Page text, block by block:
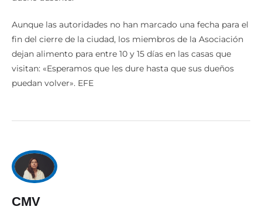
Aunque las autoridades no han marcado una fecha para el
fin del cierre de la ciudad, los miembros de la Asociación
dejan alimento para entre 10 y 15 días en las casas que
visitan: «Esperamos que les dure hasta que sus dueños
puedan volver». EFE
CMV